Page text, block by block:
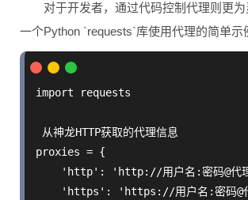
对于开发者，通过代码控制代理则更
一个Python `requests`库使用代理的简单示
import requests
从神龙HTTP获取的代理信息
proxies = {
'http': 'http://用户名:密码@代
'https': 'https://用户名:密码@